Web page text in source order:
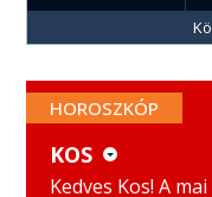
HOROSZKÓP
KOS
KOS
Kedves Kos! A